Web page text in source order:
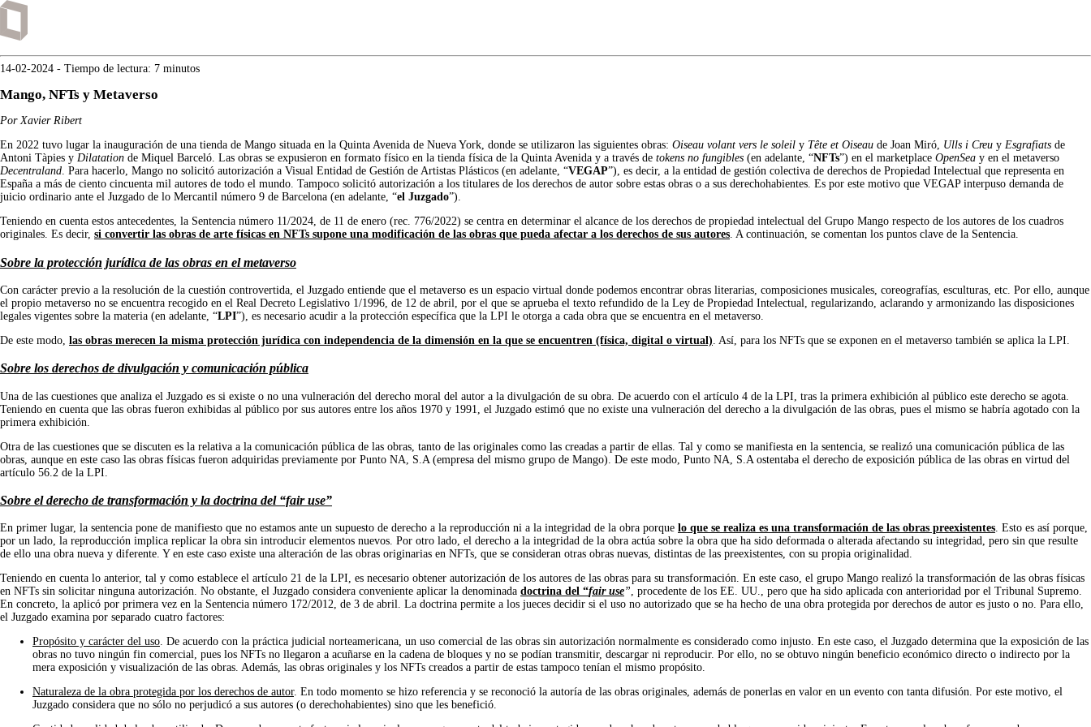
14-02-2024 - Tiempo de lectura: 7 minutos
Mango, NFTs y Metaverso
Por Xavier Ribert
En 2022 tuvo lugar la inauguración de una tienda de Mango situada en la Quinta Avenida de Nueva York, donde se utilizaron las siguientes obras: Oiseau volant vers le soleil y Tête et Oiseau de Joan Miró, Ulls i Creu y Esgrafiats de
Antoni Tàpies y Dilatation de Miquel Barceló. Las obras se expusieron en formato físico en la tienda física de la Quinta Avenida y a través de tokens no fungibles (en adelante, “NFTs”) en el marketplace OpenSea y en el metaverso
Decentraland. Para hacerlo, Mango no solicitó autorización a Visual Entidad de Gestión de Artistas Plásticos (en adelante, “VEGAP”), es decir, a la entidad de gestión colectiva de derechos de Propiedad Intelectual que representa en
España a más de ciento cincuenta mil autores de todo el mundo. Tampoco solicitó autorización a los titulares de los derechos de autor sobre estas obras o a sus derechohabientes. Es por este motivo que VEGAP interpuso demanda de
juicio ordinario ante el Juzgado de lo Mercantil número 9 de Barcelona (en adelante, “el Juzgado”).
Teniendo en cuenta estos antecedentes, la Sentencia número 11/2024, de 11 de enero (rec. 776/2022) se centra en determinar el alcance de los derechos de propiedad intelectual del Grupo Mango respecto de los autores de los cuadros
originales. Es decir, si convertir las obras de arte físicas en NFTs supone una modificación de las obras que pueda afectar a los derechos de sus autores. A continuación, se comentan los puntos clave de la Sentencia.
Sobre la protección jurídica de las obras en el metaverso
Con carácter previo a la resolución de la cuestión controvertida, el Juzgado entiende que el metaverso es un espacio virtual donde podemos encontrar obras literarias, composiciones musicales, coreografías, esculturas, etc. Por ello, aunque
el propio metaverso no se encuentra recogido en el Real Decreto Legislativo 1/1996, de 12 de abril, por el que se aprueba el texto refundido de la Ley de Propiedad Intelectual, regularizando, aclarando y armonizando las disposiciones
legales vigentes sobre la materia (en adelante, “LPI”), es necesario acudir a la protección específica que la LPI le otorga a cada obra que se encuentra en el metaverso.
De este modo, las obras merecen la misma protección jurídica con independencia de la dimensión en la que se encuentren (física, digital o virtual) . Así, para los NFTs que se exponen en el metaverso también se aplica la LPI.
Sobre los derechos de divulgación y comunicación pública
Una de las cuestiones que analiza el Juzgado es si existe o no una vulneración del derecho moral del autor a la divulgación de su obra. De acuerdo con el artículo 4 de la LPI, tras la primera exhibición al público este derecho se agota.
Teniendo en cuenta que las obras fueron exhibidas al público por sus autores entre los años 1970 y 1991, el Juzgado estimó que no existe una vulneración del derecho a la divulgación de las obras, pues el mismo se habría agotado con la
primera exhibición.
Otra de las cuestiones que se discuten es la relativa a la comunicación pública de las obras, tanto de las originales como las creadas a partir de ellas. Tal y como se manifiesta en la sentencia, se realizó una comunicación pública de las
obras, aunque en este caso las obras físicas fueron adquiridas previamente por Punto NA, S.A (empresa del mismo grupo de Mango). De este modo, Punto NA, S.A ostentaba el derecho de exposición pública de las obras en virtud del
artículo 56.2 de la LPI.
Sobre el derecho de transformación y la doctrina del “fair use”
En primer lugar, la sentencia pone de manifiesto que no estamos ante un supuesto de derecho a la reproducción ni a la integridad de la obra porque lo que se realiza es una transformación de las obras preexistentes. Esto es así porque,
por un lado, la reproducción implica replicar la obra sin introducir elementos nuevos. Por otro lado, el derecho a la integridad de la obra actúa sobre la obra que ha sido deformada o alterada afectando su integridad, pero sin que resulte
de ello una obra nueva y diferente. Y en este caso existe una alteración de las obras originarias en NFTs, que se consideran otras obras nuevas, distintas de las preexistentes, con su propia originalidad.
Teniendo en cuenta lo anterior, tal y como establece el artículo 21 de la LPI, es necesario obtener autorización de los autores de las obras para su transformación. En este caso, el grupo Mango realizó la transformación de las obras físicas
en NFTs sin solicitar ninguna autorización. No obstante, el Juzgado considera conveniente aplicar la denominada doctrina del “fair use”, procedente de los EE. UU., pero que ha sido aplicada con anterioridad por el Tribunal Supremo.
En concreto, la aplicó por primera vez en la Sentencia número 172/2012, de 3 de abril. La doctrina permite a los jueces decidir si el uso no autorizado que se ha hecho de una obra protegida por derechos de autor es justo o no. Para ello,
el Juzgado examina por separado cuatro factores:
Propósito y carácter del uso. De acuerdo con la práctica judicial norteamericana, un uso comercial de las obras sin autorización normalmente es considerado como injusto. En este caso, el Juzgado determina que la exposición de las
obras no tuvo ningún fin comercial, pues los NFTs no llegaron a acuñarse en la cadena de bloques y no se podían transmitir, descargar ni reproducir. Por ello, no se obtuvo ningún beneficio económico directo o indirecto por la
mera exposición y visualización de las obras. Además, las obras originales y los NFTs creados a partir de estas tampoco tenían el mismo propósito.
Naturaleza de la obra protegida por los derechos de autor. En todo momento se hizo referencia y se reconoció la autoría de las obras originales, además de ponerlas en valor en un evento con tanta difusión. Por este motivo, el
Juzgado considera que no sólo no perjudicó a sus autores (o derechohabientes) sino que les benefició.